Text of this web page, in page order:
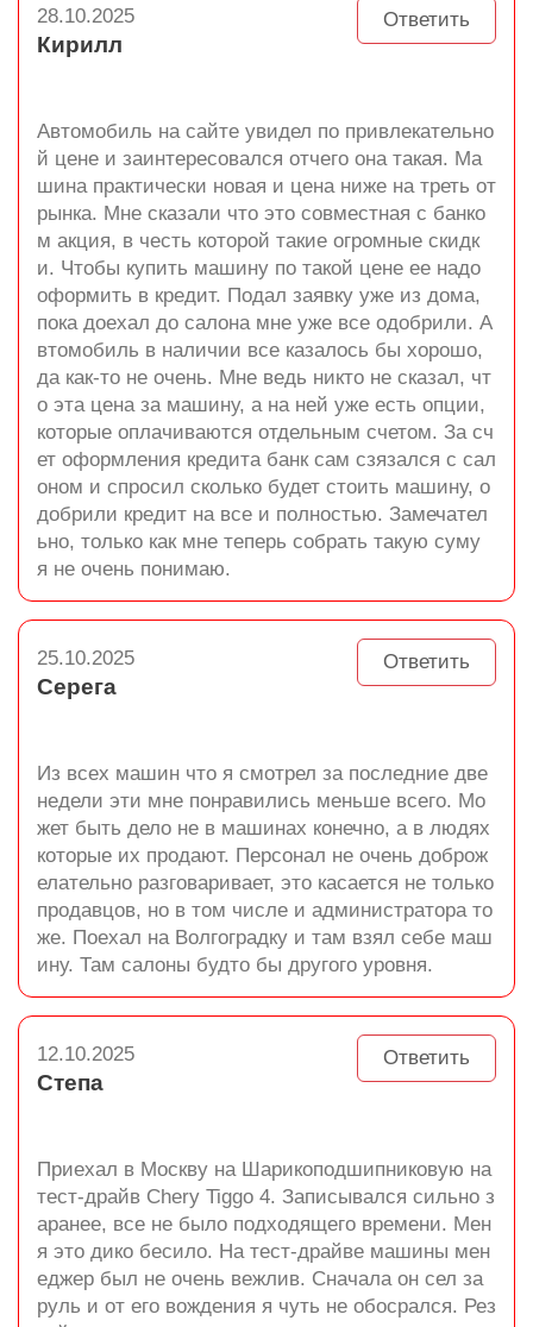
Ответить
28.10.2025
Кирилл
Автомобиль на сайте увидел по привлекательно
й цене и заинтересовался отчего она такая. Ма
шина практически новая и цена ниже на треть от
рынка. Мне сказали что это совместная с банко
м акция, в честь которой такие огромные скидк
и. Чтобы купить машину по такой цене ее надо
оформить в кредит. Подал заявку уже из дома,
пока доехал до салона мне уже все одобрили. А
втомобиль в наличии все казалось бы хорошо,
да как-то не очень. Мне ведь никто не сказал, чт
о эта цена за машину, а на ней уже есть опции,
которые оплачиваются отдельным счетом. За сч
ет оформления кредита банк сам сзязался с сал
оном и спросил сколько будет стоить машину, о
добрили кредит на все и полностью. Замечател
ьно, только как мне теперь собрать такую суму
я не очень понимаю.
Ответить
25.10.2025
Серега
Из всех машин что я смотрел за последние две
недели эти мне понравились меньше всего. Мо
жет быть дело не в машинах конечно, а в людях
которые их продают. Персонал не очень доброж
елательно разговаривает, это касается не только
продавцов, но в том числе и администратора то
же. Поехал на Волгоградку и там взял себе маш
ину. Там салоны будто бы другого уровня.
Ответить
12.10.2025
Степа
Приехал в Москву на Шарикоподшипниковую на
тест-драйв Chery Tiggo 4. Записывался сильно з
аранее, все не было подходящего времени. Мен
я это дико бесило. На тест-драйве машины мен
еджер был не очень вежлив. Сначала он сел за
руль и от его вождения я чуть не обосрался. Рез